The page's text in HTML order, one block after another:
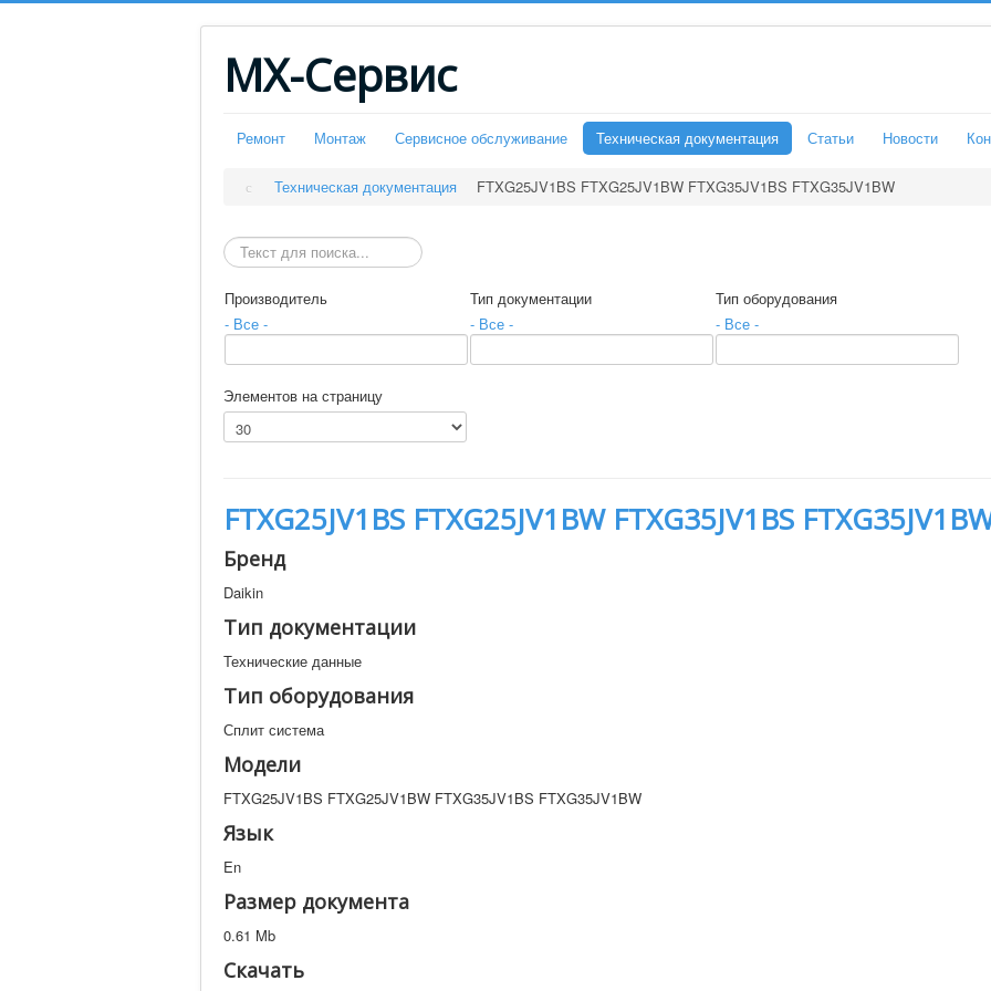
МХ-Сервис
Ремонт Монтаж Сервисное обслуживание Техническая документация Статьи Новости
Техническая документация
FTXG25JV1BS FTXG25JV1BW FTXG35JV1BS FTXG35JV1BW
Производитель
- Все -
Тип документации
- Все -
Тип оборудования
- Все -
Элементов на страницу
FTXG25JV1BS FTXG25JV1BW FTXG35JV1BS
Бренд
Daikin
Тип документации
Технические данные
Тип оборудования
Сплит система
Модели
FTXG25JV1BS FTXG25JV1BW FTXG35JV1BS FTXG35JV1BW
Язык
En
Размер документа
0.61 Mb
Скачать